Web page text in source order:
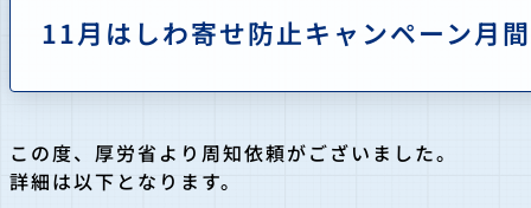
11月はしわ寄せ防止キャンペーン月
この度、厚労省より周知依頼がございました。
詳細は以下となります。